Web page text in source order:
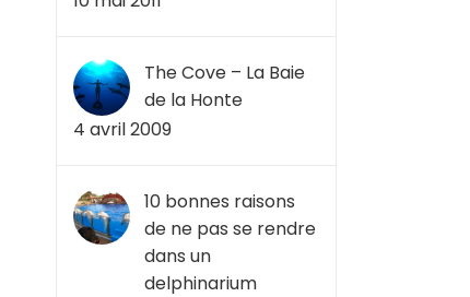
The Cove – La Baie
de la Honte
4 avril 2009
10 bonnes raisons
de ne pas se rendre
dans un
delphinarium